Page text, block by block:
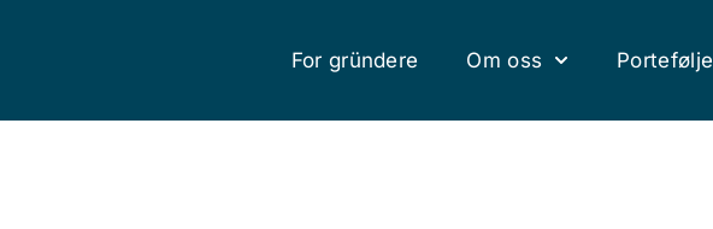
For gründere Om oss Portefølje